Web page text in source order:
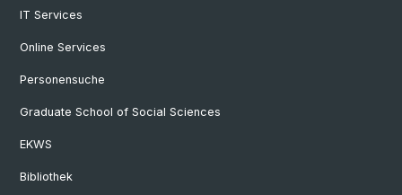
IT Services
Online Services
Personensuche
Graduate School of Social Sciences
EKWS
Bibliothek